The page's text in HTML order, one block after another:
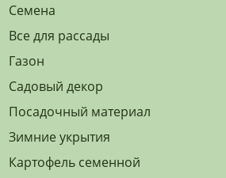
Семена
Все для рассады
Газон
Садовый декор
Посадочный материал
Зимние укрытия
Картофель семенной